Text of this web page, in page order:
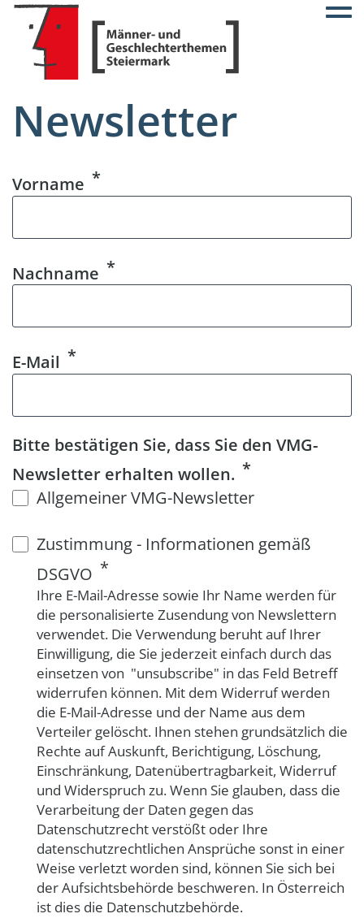
Newsletter
Vorname
Nachname
E-Mail
Bitte bestätigen Sie, dass Sie den VMG-
Newsletter erhalten wollen.
Allgemeiner VMG-Newsletter
Zustimmung - Informationen gemäß
DSGVO
Ihre E-Mail-Adresse sowie Ihr Name werden für
die personalisierte Zusendung von Newslettern
verwendet. Die Verwendung beruht auf Ihrer
Einwilligung, die Sie jederzeit einfach durch das
einsetzen von "unsubscribe" in das Feld Betreff
widerrufen können. Mit dem Widerruf werden
die E-Mail-Adresse und der Name aus dem
Verteiler gelöscht. Ihnen stehen grundsätzlich die
Rechte auf Auskunft, Berichtigung, Löschung,
Einschränkung, Datenübertragbarkeit, Widerruf
und Widerspruch zu. Wenn Sie glauben, dass die
Verarbeitung der Daten gegen das
Datenschutzrecht verstößt oder Ihre
datenschutzrechtlichen Ansprüche sonst in einer
Weise verletzt worden sind, können Sie sich bei
der Aufsichtsbehörde beschweren. In Österreich
ist dies die Datenschutzbehörde.